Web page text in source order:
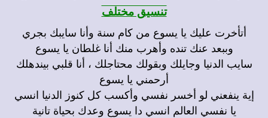
تنسيق مختلف
أتأخرت عليك يا يسوع من كام سنة وأنا سايبك بجري
وببعد عنك تنده وأهرب منك أنا غلطان يا يسوع
سايب الدنيا وجايلك وبقولك محتاجلك ، أنا قلبي بيندهلك
أرحمني يا يسوع
إية ينفعني لو أخسر نفسي وأكسب كل كنوز الدنيا انسي
يا نفسي العالم انسي دا يسوع وعدك بحياة تانية